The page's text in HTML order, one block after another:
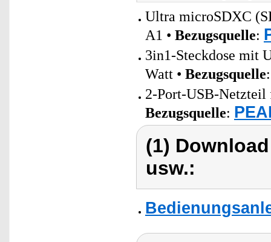
Ultra microSDXC
A1 • Bezugsquelle:
3in1-Steckdose mit
Watt • Bezugsquelle
2-Port-USB-Netzteil
Bezugsquelle:
(1)
usw.: